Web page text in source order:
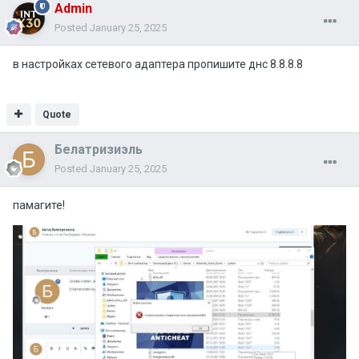
Admin
Posted January 25, 2025
в настройках сетевого адаптера пропишите днс 8.8.8.8
Quote
Белатризиэль
Posted January 25, 2025
памагите!